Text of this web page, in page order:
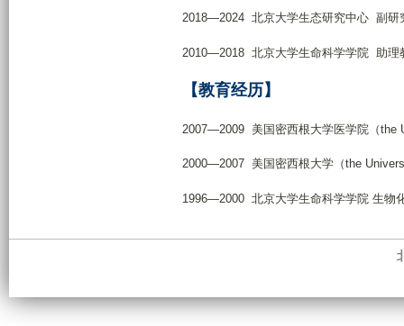
2018—2024 北京大学生态研究中心 副研
2010—2018 北京大学生命科学学院 助理
【教育经历】
2007—2009 美国密西根大学医学院（the
2000—2007 美国密西根大学（the
1996—2000 北京大学生命科学学院 生物